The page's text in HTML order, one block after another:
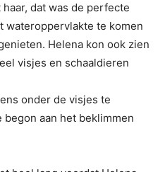
dat was de perfecte
wateroppervlakte te komen
Helena kon ook zien
visjes en schaaldieren
onder de visjes te
begon aan het beklimmen